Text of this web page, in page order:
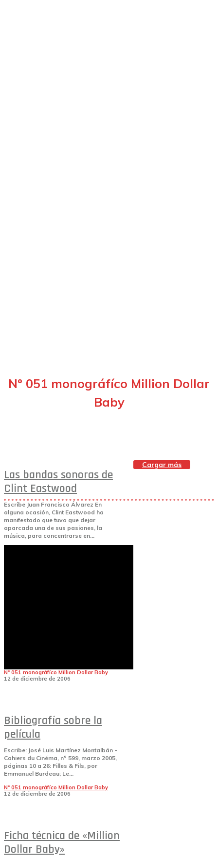
Nº 051 monográfíco Million Dollar
Baby
Las bandas sonoras de
Clint Eastwood
Escribe Juan Francisco Álvarez En
alguna ocasión, Clint Eastwood ha
manifestado que tuvo que dejar
aparcada una de sus pasiones, la
música, para concentrarse en...
Nº 051 monográfíco Million Dollar Baby
12 de diciembre de 2006
Bibliografía sobre la
película
Escribe: José Luis Martínez Montalbán -
Cahiers du Cinéma, nº 599, marzo 2005,
páginas 10 a 26: Filles & Fils, por
Emmanuel Burdeau; Le...
Nº 051 monográfíco Million Dollar Baby
12 de diciembre de 2006
Ficha técnica de «Million
Dollar Baby»
Cargar más